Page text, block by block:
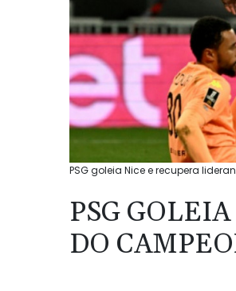
PSG goleia Nice e recupera
PSG
DO